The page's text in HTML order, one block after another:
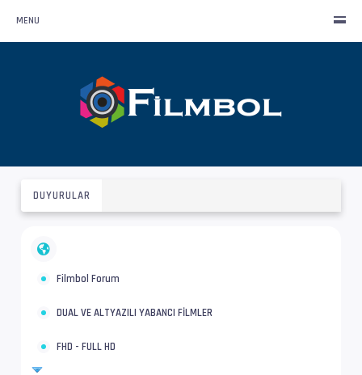
MENU
DUYURULAR
Filmbol Forum
DUAL VE ALTYAZILI YABANCI FİLMLER
FHD - FULL HD